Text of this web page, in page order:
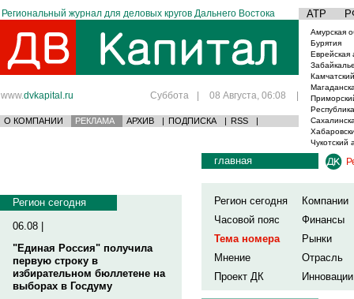
Региональный журнал для деловых кругов Дальнего Востока АТР
www.dvkapital.ru Суббота | 08 Августа, 06:08 |
О КОМПАНИИ РЕКЛАМА АРХИВ | ПОДПИСКА | RSS |
Амурская
Бурятия
Еврейская
Чукотский
Регион сегодня
06.08 |
"Единая Россия" получила
первую строку в
избирательном бюллетене на
выборах в Госдуму
главная
Регион сегодня
Компании
Часовой пояс
Финансы
Тема номера
Рынки
Мнение
Отрасль
Проект ДК
Инновации